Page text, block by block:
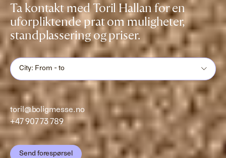
Ta kontakt med Toril Hallan for en
uforpliktende prat om muligheter,
standplassering og priser.
City: From - to
toril@boligmesse.no
+47 907 73 789
Send forespørsel